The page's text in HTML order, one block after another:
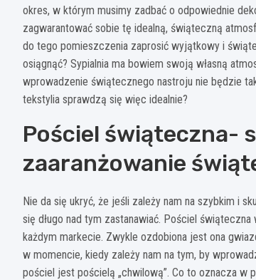
okres, w którym musimy zadbać o odpowiednie
zagwarantować sobie tę idealną, świąteczną
do tego pomieszczenia zaprosić wyjątkowy i
osiągnąć? Sypialnia ma bowiem swoją własną
wprowadzenie świątecznego nastroju nie będzie
tekstylia sprawdzą się więc idealnie?
Pościel świąteczna-
zaaranżowanie
Nie da się ukryć, że jeśli zależy nam na szybkim i
się długo nad tym zastanawiać. Pościel
każdym markecie. Zwykle ozdobiona jest ona
w momencie, kiedy zależy nam na tym, by
pościel jest pościelą „chwilową”. Co to oznacza w